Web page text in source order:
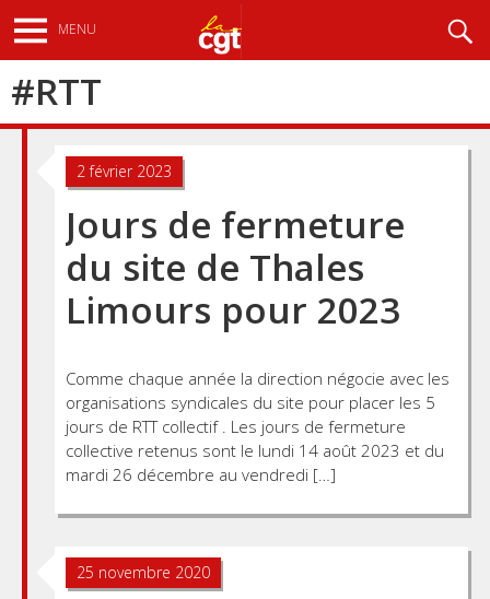
au
contenu
principal
MENU
#RTT
2 février 2023
Jours de fermeture
du site de Thales
Limours pour 2023
Comme chaque année la direction négocie avec les
organisations syndicales du site pour placer les 5
jours de RTT collectif . Les jours de fermeture
collective retenus sont le lundi 14 août 2023 et du
mardi 26 décembre au vendredi […]
25 novembre 2020